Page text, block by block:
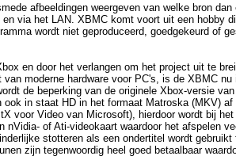
afbeeldingen weergeven van welke bron
via het LAN. XBMC komt voort uit een hobby
wordt niet geproduceerd, goedgekeurd of
en door het verlangen om het project uit te
moderne hardware voor PC's, is de XBMC nu
de beperking van de originele Xbox-versie
in staat HD in het formaat Matroska (MKV) af
voor Video van Microsoft), hierdoor wordt bij
of Ati-videokaart waardoor het afspelen
stotteren als een ondertitel wordt gebruikt
zijn tegenwoordig heel goed betaalbaar